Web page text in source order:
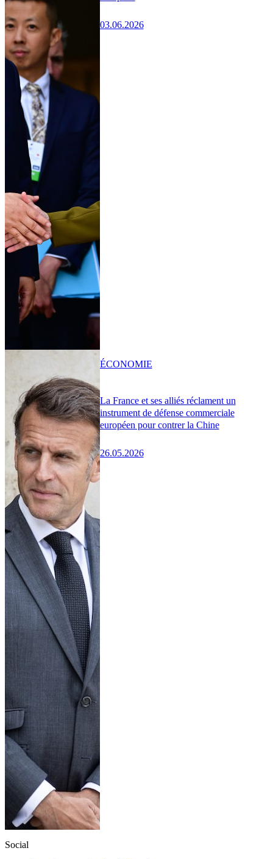
03.06.2026
La France et ses alliés réclament un
instrument de défense commerciale
européen pour contrer la Chine
26.05.2026
ÉCONOMIE
Social